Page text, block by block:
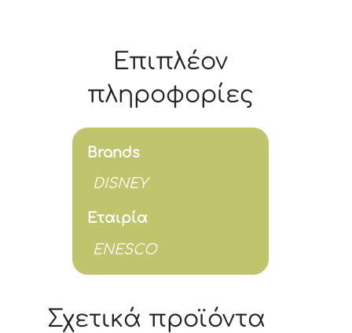
Figurine
14
cm
ποσότητα
Επιπλέον
πληροφορίες
Brands
DISNEY
Εταιρία
ENESCO
Σχετικά προϊόντα